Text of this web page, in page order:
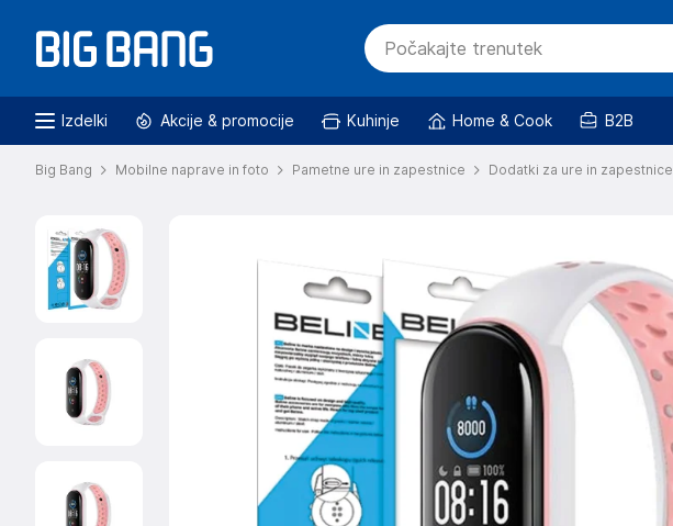
Izdelki Akcije & promocije Kuhinje Home & Cook B2B
Big Bang Mobilne naprave in foto Pametne ure in zapestnice Dodatki za ure in zapestnice